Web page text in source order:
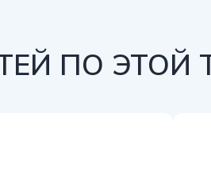
ПО ЭТОЙ